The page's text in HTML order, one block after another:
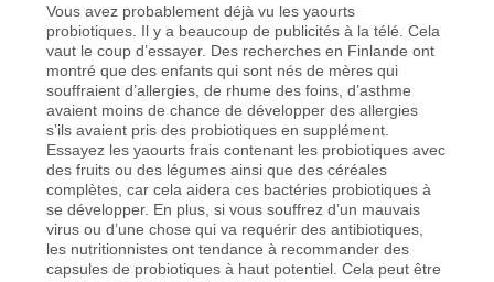
Vous avez probablement déjà vu les yaourts
probiotiques. Il y a beaucoup de publicités à la télé. Cela
vaut le coup d’essayer. Des recherches en Finlande ont
montré que des enfants qui sont nés de mères qui
souffraient d’allergies, de rhume des foins, d’asthme
avaient moins de chance de développer des allergies
s’ils avaient pris des probiotiques en supplément.
Essayez les yaourts frais contenant les probiotiques avec
des fruits ou des légumes ainsi que des céréales
complètes, car cela aidera ces bactéries probiotiques à
se développer. En plus, si vous souffrez d’un mauvais
virus ou d’une chose qui va requérir des antibiotiques,
les nutritionnistes ont tendance à recommander des
capsules de probiotiques à haut potentiel. Cela peut être